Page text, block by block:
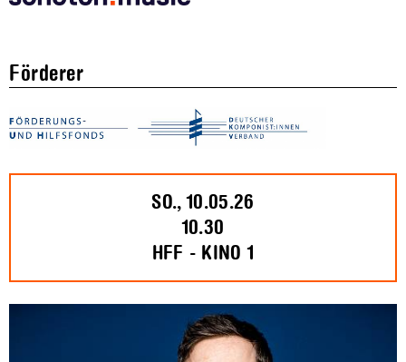
Förderer
SO., 10.05.26
10.30
HFF - KINO 1